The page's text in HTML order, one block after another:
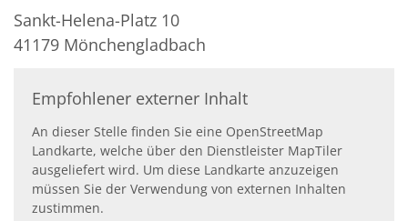
Sankt-Helena-Platz 10
41179 Mönchengladbach
Empfohlener externer Inhalt
An dieser Stelle finden Sie eine OpenStreetMap
Landkarte, welche über den Dienstleister MapTiler
ausgeliefert wird. Um diese Landkarte anzuzeigen
müssen Sie der Verwendung von externen Inhalten
zustimmen.